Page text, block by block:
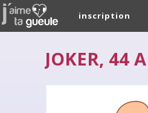
inscription
JOKER, 44